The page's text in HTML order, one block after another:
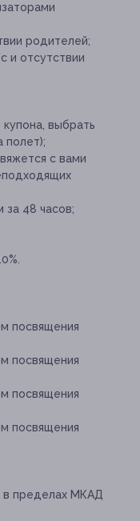
родителей;
и отсутствии
выбрать
полет);
с вами
48 часов;
посвящения
посвящения
посвящения
посвящения
в пределах МКАД